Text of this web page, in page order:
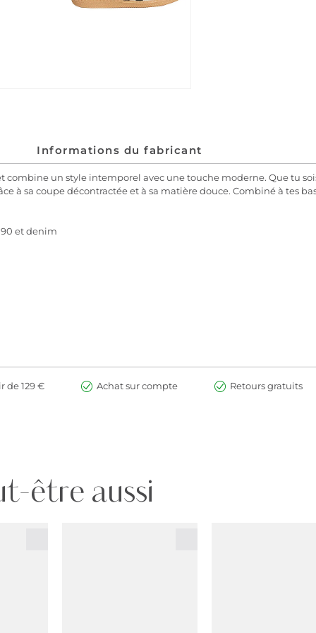
Informations du fabricant
combine un style intemporel avec une touche moderne. Que tu
à sa coupe décontractée et à sa matière douce. Combiné à tes
et denim
de 129 € Achat sur compte Retours gratuits
être aussi